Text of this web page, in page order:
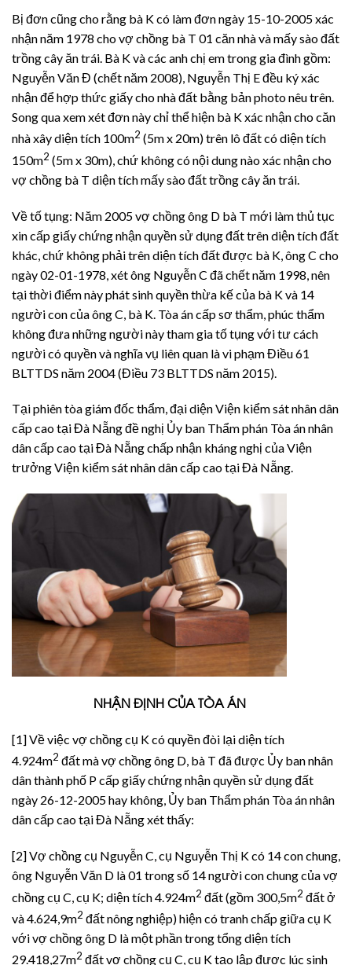
Bị đơn cũng cho rằng bà K có làm đơn ngày 15-10-2005 xác
nhận năm 1978 cho vợ chồng bà T 01 căn nhà và mấy sào đất
trồng cây ăn trái. Bà K và các anh chị em trong gia đình gồm:
Nguyễn Văn Đ (chết năm 2008), Nguyễn Thị E đều ký xác
nhận để hợp thức giấy cho nhà đất bằng bản photo nêu trên.
Song qua xem xét đơn này chỉ thể hiện bà K xác nhận cho căn
nhà xây diện tích 100m2 (5m x 20m) trên lô đất có diện tích
150m2 (5m x 30m), chứ không có nội dung nào xác nhận cho
vợ chồng bà T diện tích mấy sào đất trồng cây ăn trái.
Về tố tụng: Năm 2005 vợ chồng ông D bà T mới làm thủ tục
xin cấp giấy chứng nhận quyền sử dụng đất trên diện tích đất
khác, chứ không phải trên diện tích đất được bà K, ông C cho
ngày 02-01-1978, xét ông Nguyễn C đã chết năm 1998, nên
tại thời điểm này phát sinh quyền thừa kế của bà K và 14
người con của ông C, bà K. Tòa án cấp sơ thẩm, phúc thẩm
không đưa những người này tham gia tố tụng với tư cách
người có quyền và nghĩa vụ liên quan là vi phạm Điều 61
BLTTDS năm 2004 (Điều 73 BLTTDS năm 2015).
Tại phiên tòa giám đốc thẩm, đại diện Viện kiểm sát nhân dân
cấp cao tại Đà Nẵng đề nghị Ủy ban Thẩm phán Tòa án nhân
dân cấp cao tại Đà Nẵng chấp nhận kháng nghị của Viện
trưởng Viện kiểm sát nhân dân cấp cao tại Đà Nẵng.
NHẬN ĐỊNH CỦA TÒA ÁN
[1] Về việc vợ chồng cụ K có quyền đòi lại diện tích
4.924m2 đất mà vợ chồng ông D, bà T đã được Ủy ban nhân
dân thành phố P cấp giấy chứng nhận quyền sử dụng đất
ngày 26-12-2005 hay không, Ủy ban Thẩm phán Tòa án nhân
dân cấp cao tại Đà Nẵng xét thấy:
[2] Vợ chồng cụ Nguyễn C, cụ Nguyễn Thị K có 14 con chung,
ông Nguyễn Văn D là 01 trong số 14 người con chung của vợ
chồng cụ C, cụ K; diện tích 4.924m2 đất (gồm 300,5m2 đất ở
và 4.624,9m2 đất nông nghiệp) hiện có tranh chấp giữa cụ K
với vợ chồng ông D là một phần trong tổng diện tích
29.418,27m2 đất vợ chồng cụ C, cụ K tạo lập được lúc sinh